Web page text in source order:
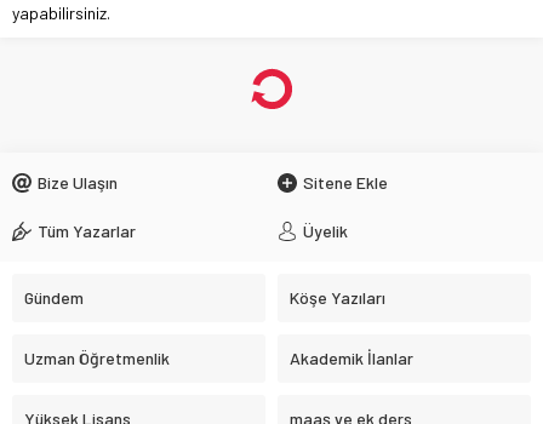
yapabilirsiniz.
Bize Ulaşın Sitene Ekle
Tüm Yazarlar Üyelik
Gündem Köşe Yazıları
Uzman Öğretmenlik Akademik İlanlar
Yüksek Lisans maaş ve ek ders